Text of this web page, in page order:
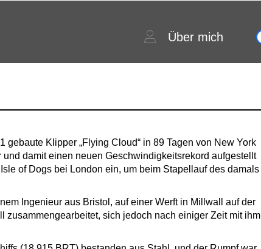
Über mich
Klipper „Flying Cloud“ in 89 Tagen von New York
damit einen neuen Geschwindigkeitsrekord aufgestellt
of Dogs bei London ein, um beim Stapellauf des damals
Ingenieur aus Bristol, auf einer Werft in Millwall auf der
zusammengearbeitet, sich jedoch nach einiger Zeit mit ihm